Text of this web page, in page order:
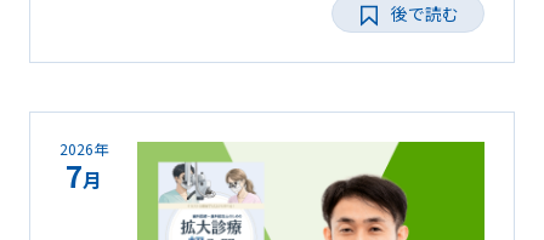
後で読む
2026年
7月